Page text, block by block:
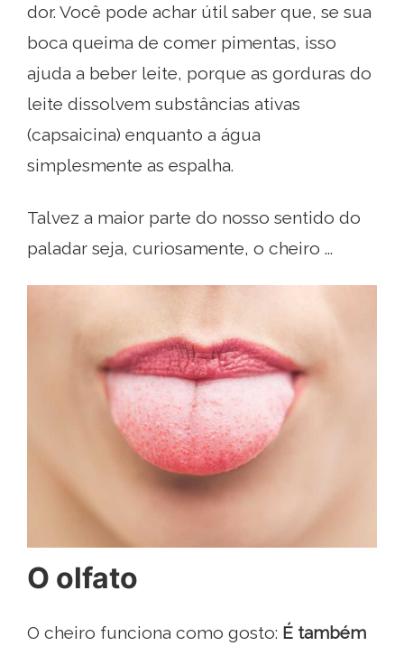
dor. Você pode achar útil saber que, se sua
boca queima de comer pimentas, isso
ajuda a beber leite, porque as gorduras do
leite dissolvem substâncias ativas
(capsaicina) enquanto a água
simplesmente as espalha.
Talvez a maior parte do nosso sentido do
paladar seja, curiosamente, o cheiro ...
O olfato
O cheiro funciona como gosto: É também